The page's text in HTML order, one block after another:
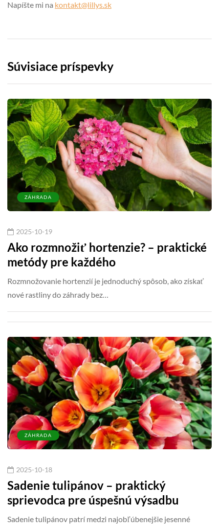
Napíšte mi na kontakt@lillys.sk
Súvisiace príspevky
ZÁHRADA
2025-10-19
Ako rozmnožiť hortenzie? – praktické
metódy pre každého
Rozmnožovanie hortenzií je jednoduchý spôsob, ako získať
nové rastliny do záhrady bez…
ZÁHRADA
2025-10-18
Sadenie tulipánov – praktický
sprievodca pre úspešnú výsadbu
Sadenie tulipánov patrí medzi najobľúbenejšie jesenné